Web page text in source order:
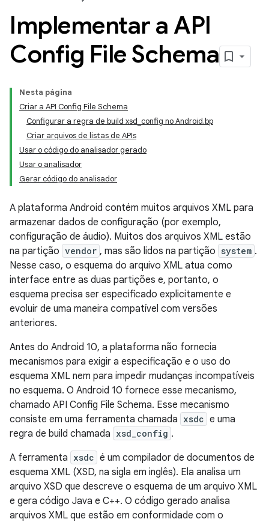
Implementar a API
Config File Schema
Nesta página
Criar a API Config File Schema
Configurar a regra de build xsd_config no Android.bp
Criar arquivos de listas de APIs
Usar o código do analisador gerado
Usar o analisador
Gerar código do analisador
A plataforma Android contém muitos arquivos XML para
armazenar dados de configuração (por exemplo,
configuração de áudio). Muitos dos arquivos XML estão
na partição vendor , mas são lidos na partição system .
Nesse caso, o esquema do arquivo XML atua como
interface entre as duas partições e, portanto, o
esquema precisa ser especificado explicitamente e
evoluir de uma maneira compatível com versões
anteriores.
Antes do Android 10, a plataforma não fornecia
mecanismos para exigir a especificação e o uso do
esquema XML nem para impedir mudanças incompatíveis
no esquema. O Android 10 fornece esse mecanismo,
chamado API Config File Schema. Esse mecanismo
consiste em uma ferramenta chamada xsdc e uma
regra de build chamada xsd_config .
A ferramenta xsdc é um compilador de documentos de
esquema XML (XSD, na sigla em inglês). Ela analisa um
arquivo XSD que descreve o esquema de um arquivo XML
e gera código Java e C++. O código gerado analisa
arquivos XML que estão em conformidade com o